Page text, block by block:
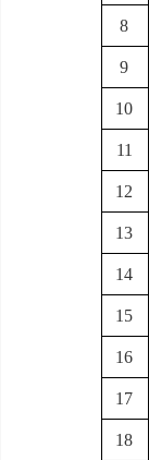
8
9
10
11
12
13
14
15
16
17
18